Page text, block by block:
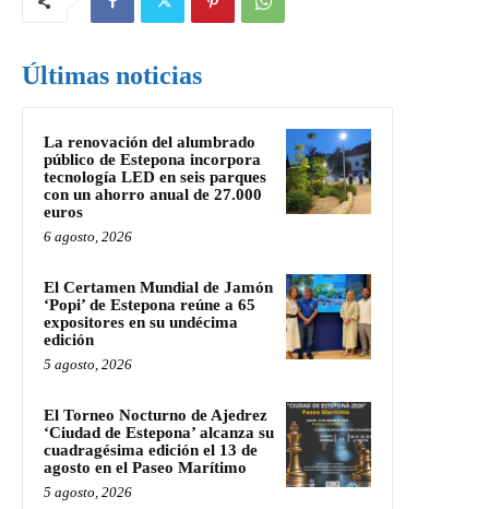
Últimas noticias
La renovación del alumbrado
público de Estepona incorpora
tecnología LED en seis parques
con un ahorro anual de 27.000
euros
6 agosto, 2026
El Certamen Mundial de Jamón
‘Popi’ de Estepona reúne a 65
expositores en su undécima
edición
5 agosto, 2026
El Torneo Nocturno de Ajedrez
‘Ciudad de Estepona’ alcanza su
cuadragésima edición el 13 de
agosto en el Paseo Marítimo
5 agosto, 2026